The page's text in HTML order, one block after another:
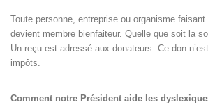
Toute personne, entreprise ou organisme faisant
devient membre bienfaiteur. Quelle que soit la
Un reçu est adressé aux donateurs. Ce don
impôts.
Comment notre Président aide les